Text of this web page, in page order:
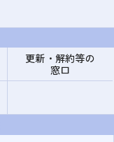
更新・解約等の
窓口